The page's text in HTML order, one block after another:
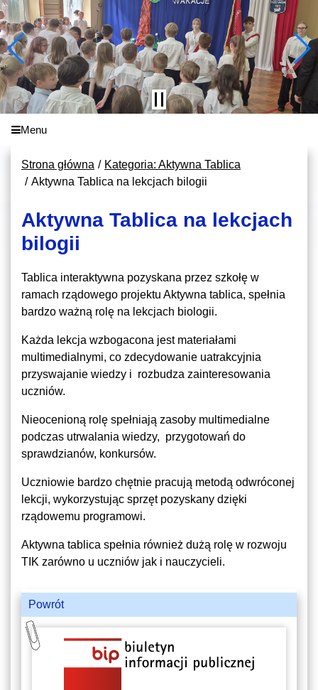
Menu
Strona główna
Kategoria: Aktywna Tablica
Aktywna Tablica na lekcjach bilogii
Aktywna Tablica na lekcjach
bilogii
Tablica interaktywna pozyskana przez szkołę w
ramach rządowego projektu Aktywna tablica, spełnia
bardzo ważną rolę na lekcjach biologii.
Każda lekcja wzbogacona jest materiałami
multimedialnymi, co zdecydowanie uatrakcyjnia
przyswajanie wiedzy i rozbudza zainteresowania
uczniów.
Nieocenioną rolę spełniają zasoby multimedialne
podczas utrwalania wiedzy, przygotowań do
sprawdzianów, konkursów.
Uczniowie bardzo chętnie pracują metodą odwróconej
lekcji, wykorzystując sprzęt pozyskany dzięki
rządowemu programowi.
Aktywna tablica spełnia również dużą rolę w rozwoju
TIK zarówno u uczniów jak i nauczycieli.
Powrót